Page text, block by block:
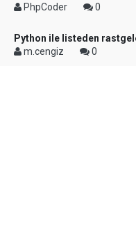
PhpCoder
0
Python ile listeden
m.cengiz
0